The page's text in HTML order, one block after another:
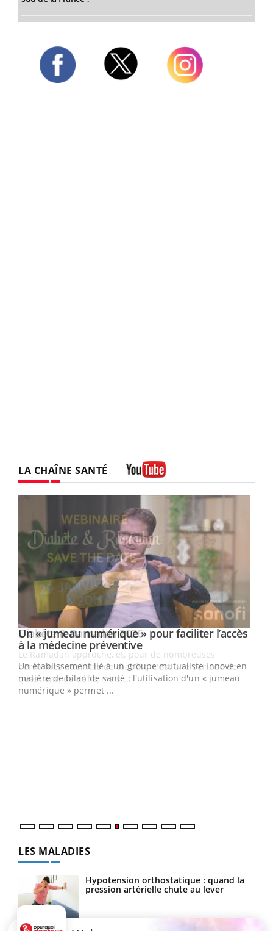
LA CHAÎNE SANTÉ
Youtube
Un « jumeau numérique » pour faciliter l’accès
à la médecine préventiveYoutube
Un établissement lié à un groupe mutualiste innove en
matière de bilan de santé : l'utilisation d'un « jumeau
numérique » permet ...
LES MALADIES
Hypotension orthostatique : quand la
pression artérielle chute au lever